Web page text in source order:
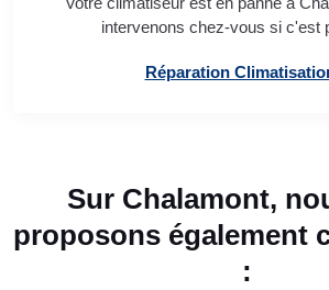
intervenons chez-vous si c'est
Réparation
Sur Chalamont,
proposons également
: